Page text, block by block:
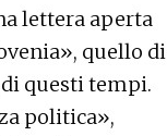
lettera aperta
quello di
di questi tempi.
politica»,